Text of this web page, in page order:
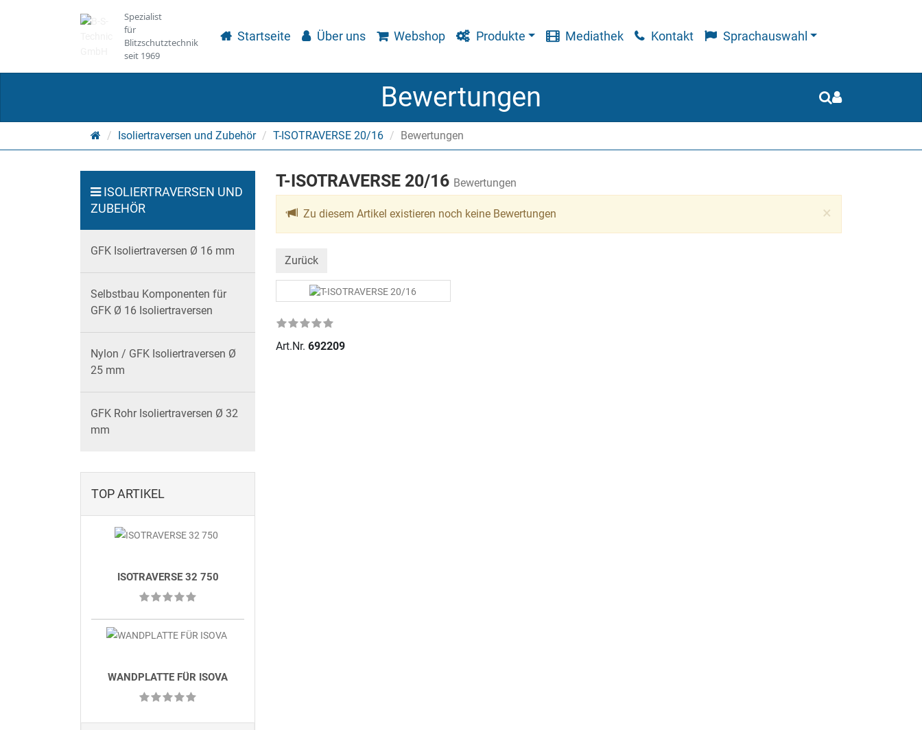
Spezialist
für
Blitzschutztechnik
seit 1969
Startseite Über uns Webshop Produkte Mediathek Kontakt Sprachauswahl
Bewertungen
Startseite
Isoliertraversen und Zubehör T-ISOTRAVERSE 20/16 Bewertungen
T-ISOTRAVERSE 20/16 Bewertungen
×
Zu diesem Artikel existieren noch keine Bewertungen
Zurück
Art.Nr. 692209
ISOLIERTRAVERSEN UND
ZUBEHÖR
GFK Isoliertraversen Ø 16 mm
Selbstbau Komponenten für
GFK Ø 16 Isoliertraversen
Nylon / GFK Isoliertraversen Ø
25 mm
GFK Rohr Isoliertraversen Ø 32
mm
TOP ARTIKEL
ISOTRAVERSE 32 750
WANDPLATTE FÜR ISOVA